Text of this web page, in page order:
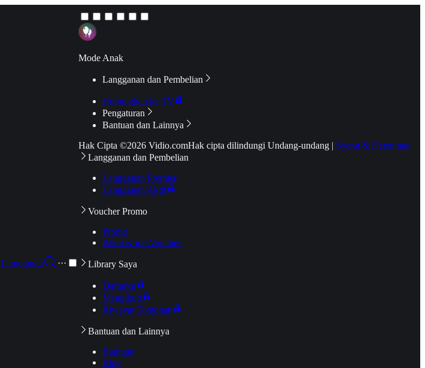
Langganan
···
Mode Anak
Langganan dan Pembelian
Hubungkan ke TV
Pengaturan
Bantuan dan Lainnya
Hak Cipta ©2026 Vidio.comHak cipta dilindungi Undang-undang | Syarat & Ketentuan
Langganan dan Pembelian
Langganan Premier
Langganan Aktif
Voucher Promo
Promo
Pakai Kode Voucher
Library Saya
Daftarku
Mengikuti
Riwayat Tontonan
Bantuan dan Lainnya
Bantuan
Blog